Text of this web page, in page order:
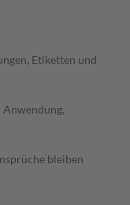
Etiketten und
bleiben